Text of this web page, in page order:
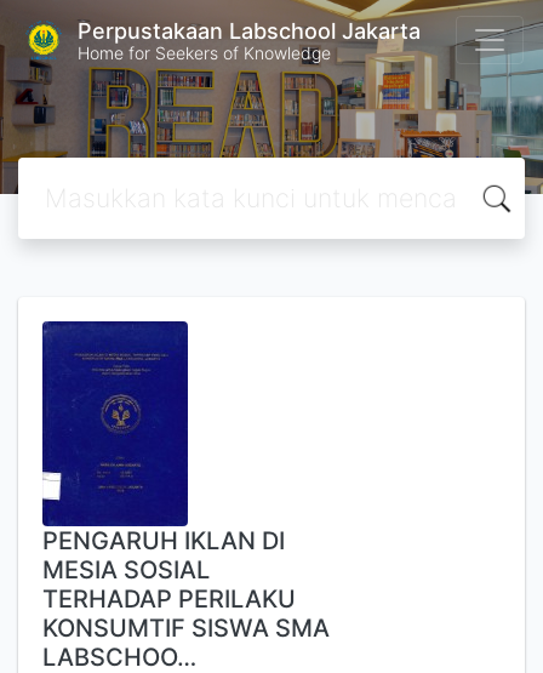
Perpustakaan Labschool Jakarta
Home for Seekers of Knowledge
PENGARUH IKLAN DI
MESIA SOSIAL
TERHADAP PERILAKU
KONSUMTIF SISWA SMA
LABSCHOO…